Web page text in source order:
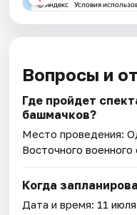
Вопросы и
Где пройдет
башмачков?
Место проведения:
Восточного военного
Когда
Дата и время: 11